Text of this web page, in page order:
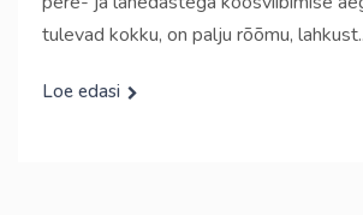
tulevad kokku, on palju rõõmu,
Loe edasi